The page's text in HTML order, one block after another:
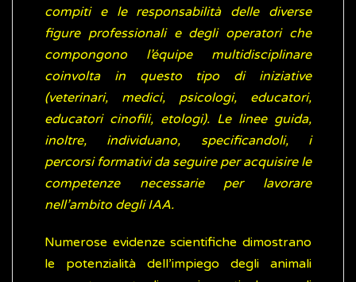
compiti e le responsabilità delle diverse
figure professionali e degli operatori che
compongono l’équipe multidisciplinare
coinvolta in questo tipo di iniziative
(veterinari, medici, psicologi, educatori,
educatori cinofili, etologi). Le linee guida,
inoltre, individuano, specificandoli, i
percorsi formativi da seguire per acquisire le
competenze necessarie per lavorare
nell’ambito degli IAA.
Numerose evidenze scientifiche dimostrano
le potenzialità dell’impiego degli animali